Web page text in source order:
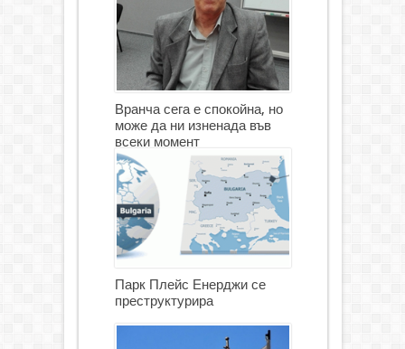
Вранча сега е спокойна, но
може да ни изненада във
всеки момент
Парк Плейс Енерджи се
преструктурира